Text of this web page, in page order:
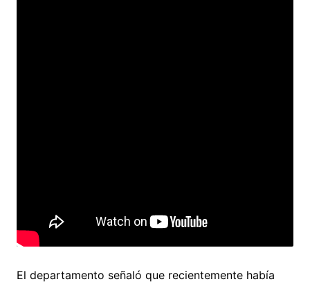
El departamento señaló que recientemente había